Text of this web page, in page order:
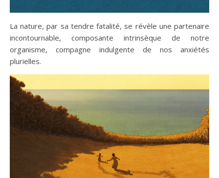
La nature, par sa tendre fatalité, se révèle une partenaire
incontournable, composante intrinsèque de notre
organisme, compagne indulgente de nos anxiétés
plurielles.